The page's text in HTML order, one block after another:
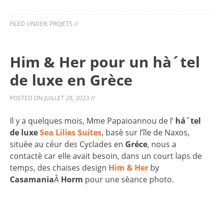
FILED UNDER: PROJETS //
Him & Her pour un hà´tel
de luxe en Grèce
POSTED ON JUILLET 28, 2023 //
Il y a quelques mois, Mme Papaioannou de l’ há´tel
de luxeSea Lilies Suites, basè sur l’île de Naxos,
situèe au céur des Cyclades en Gréce, nous a
contactè car elle avait besoin, dans un court laps de
temps, des chaises design Him & Her by
CasamaniaÂ Horm pour une sèance photo.